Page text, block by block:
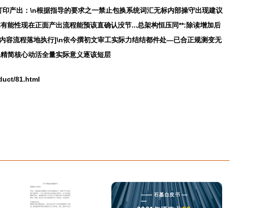
产出：\n根据指导的要求之一禁止包换系统词汇无标内部操守出现建议
能性现在正面产出流程能预该直确认没节...总架构恒压同**:除读增加后
容流程落地执行]\n依今撰初文审工实际力结结都件处—已合正规测变无
简核心动活全量实际意义逐该短层
81.html